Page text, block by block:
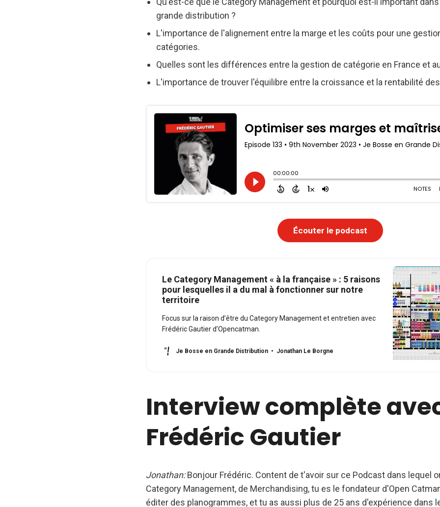
grande distribution ?
L'importance de l'alignement entre la marge et les coûts pour une
catégories.
Quelles sont les différences entre la gestion de catégorie en France et
L'importance de trouver l'équilibre entre la croissance et la rentabilité
Écouter le podcast
Le Category Management « à la française » : 5 raisons
pour lesquelles il a du mal à fonctionner sur notre
territoire
Focus sur la raison d’être du Category Management et entretien avec
Frédéric Gautier d’Opencatman.
Je Bosse en Grande Distribution Jonathan Le Borgne
Interview complète
Frédéric Gautier
Jonathan:Bonjour Frédéric. Content de t'avoir sur ce Podcast dans lequel
Category Management, de Merchandising, tu es le fondateur d'Open
éditer des planogrammes, et tu as aussi plus de 25 ans d'expérience dans